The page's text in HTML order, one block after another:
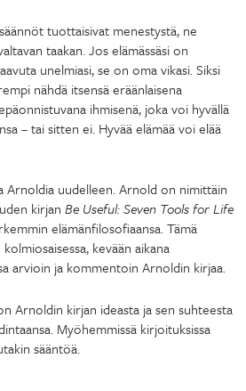
tuottaisivat menestystä, ne
taakan. Jos elämässäsi on
unelmiasi, se on oma vikasi. Siksi
nähdä itsensä eräänlaisena
ihmisenä, joka voi hyvällä
– tai sitten ei. Hyvää elämää voi elää
Arnoldia uudelleen. Arnold on nimittäin
kirjan Be Useful: Seven Tools for Life
elämänfilosofiaansa. Tämä
kevään aikana
arvioin ja kommentoin Arnoldin kirjaa.
Arnoldin kirjan ideasta ja sen suhteesta
Myöhemmissä kirjoituksissa
sääntöä.